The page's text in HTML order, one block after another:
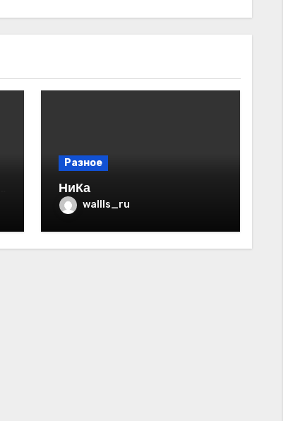
Разное
НиКа
wallls_ru